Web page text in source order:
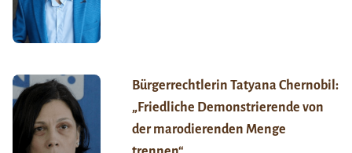
Bürgerrechtlerin Tatyana Chernobil:
„Friedliche Demonstrierende von
der marodierenden Menge